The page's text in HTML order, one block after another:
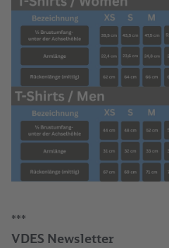
***
VDES Newsletter